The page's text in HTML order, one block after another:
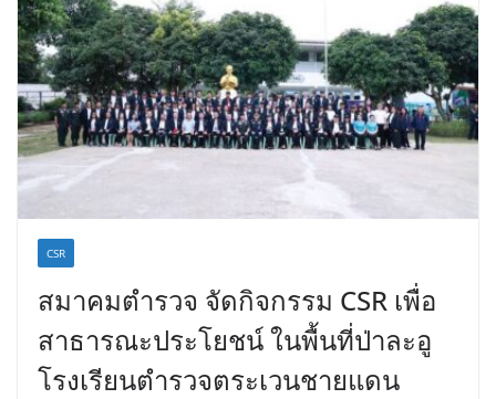
CSR
สมาคมตำรวจ จัดกิจกรรม CSR เพื่อ
สาธารณะประโยชน์ ในพื้นที่ป่าละอู
โรงเรียนตำรวจตระเวนชายแดน